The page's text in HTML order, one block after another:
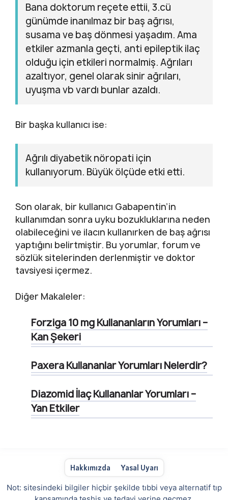
Bana doktorum reçete ettii, 3.cü
günümde inanılmaz bir baş ağrısı,
susama ve baş dönmesi yaşadım. Ama
etkiler azmanla geçti, anti epileptik ilaç
olduğu için etkileri normalmiş. Ağrıları
azaltıyor, genel olarak sinir ağrıları,
uyuşma vb vardı bunlar azaldı.
Bir başka kullanıcı ise:
Ağrılı diyabetik nöropati için
kullanıyorum. Büyük ölçüde etki etti.
Son olarak, bir kullanıcı Gabapentin’in
kullanımdan sonra uyku bozukluklarına neden
olabileceğini ve ilacın kullanırken de baş ağrısı
yaptığını belirtmiştir. Bu yorumlar, forum ve
sözlük sitelerinden derlenmiştir ve doktor
tavsiyesi içermez.
Diğer Makaleler:
Forziga 10 mg Kullananların Yorumları –
Kan Şekeri
Paxera Kullananlar Yorumları Nelerdir?
Diazomid İlaç Kullananlar Yorumları –
Yan Etkiler
Hakkımızda Yasal Uyarı
Not: sitesindeki bilgiler hiçbir şekilde tıbbi veya alternatif tıp